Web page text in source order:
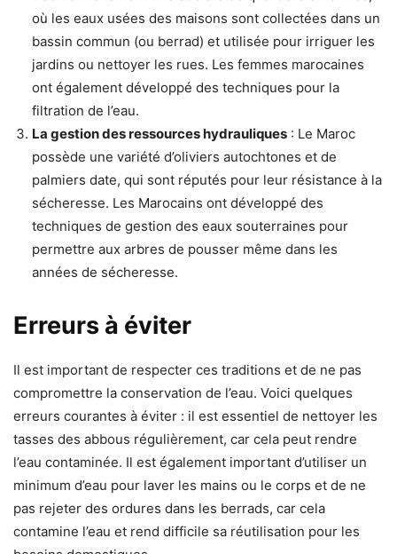
où les eaux usées des maisons sont collectées dans un
bassin commun (ou berrad) et utilisée pour irriguer les
jardins ou nettoyer les rues. Les femmes marocaines
ont également développé des techniques pour la
filtration de l’eau.
La gestion des ressources hydrauliques : Le Maroc
possède une variété d’oliviers autochtones et de
palmiers date, qui sont réputés pour leur résistance à la
sécheresse. Les Marocains ont développé des
techniques de gestion des eaux souterraines pour
permettre aux arbres de pousser même dans les
années de sécheresse.
Erreurs à éviter
Il est important de respecter ces traditions et de ne pas
compromettre la conservation de l’eau. Voici quelques
erreurs courantes à éviter : il est essentiel de nettoyer les
tasses des abbous régulièrement, car cela peut rendre
l’eau contaminée. Il est également important d’utiliser un
minimum d’eau pour laver les mains ou le corps et de ne
pas rejeter des ordures dans les berrads, car cela
contamine l’eau et rend difficile sa réutilisation pour les